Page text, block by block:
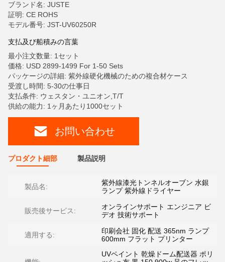
ブランド名: JUSTE
証明: CE ROHS
モデル番号: JST-UV60250R
支払及び船積みの言葉
最小注文数量: 1セット
価格: USD 2899-1499 For 1-50 Sets
パッケージの詳細: 紫外線硬化機械のための複合材ケース
受渡し時間: 5-30の仕事日
支払条件: ウェスタン・ユニオン,T/T
供給の能力: 1ヶ月あたり1000セット
お問い合わせ
プロダクト細部 製品説明
製品名:
紫外線漆光トンネルオーブン 水銀
ランプ 紫外線ドライヤー
販売後サービス:
オンラインサポート エンジニア ビ
デオ 技術サポート
適用する:
印刷会社 固化 配送 365nm ランプ
600mm フラット プリンター
UVペイント 乾燥ドーム配送器 ポリ